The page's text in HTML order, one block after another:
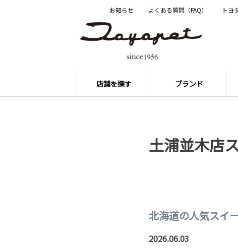
店舗を探す ブランド
お知らせ よくある質問（FAQ） トヨ
土浦並木店
北海道の人気スイ
2026.06.03